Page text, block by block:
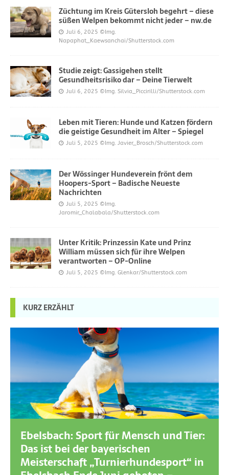
Züchtung im Kreis Gütersloh begehrt – diese
süßen Welpen bekommt nicht jeder – nw.de
Juli 6, 2025 ©Img.
Napaphat_Kaewsanchai/Shutterstock.com
Studie zeigt: Gassigehen stellt
Gesundheitsrisiko dar – Deine Tierwelt
Juli 6, 2025 ©Img. Silvia_Piccirilli/Shutterstock.com
Leben mit Tieren: Hunde und Katzen fördern
die geistige Gesundheit im Alter – Spiegel
Juli 5, 2025 ©Img. Javier_Brosch/Shutterstock.com
Der Wössinger Hundeverein frönt dem
Hoopers-Sport – Badische Neueste
Nachrichten
Juli 5, 2025 ©Img.
Jaromir_Chalabala/Shutterstock.com
Unter Kritik: Prinzessin Kate und Prinz
William müssen sich für ihre Welpen
verantworten – OP-Online
Juli 5, 2025 ©Img. Glenkar/Shutterstock.com
KURZ ERZÄHLT
Ebelsbach: Sport für Mensch und Tier:
Das ist bei der bayerischen
Meisterschaft „Turnierhundesport“ in